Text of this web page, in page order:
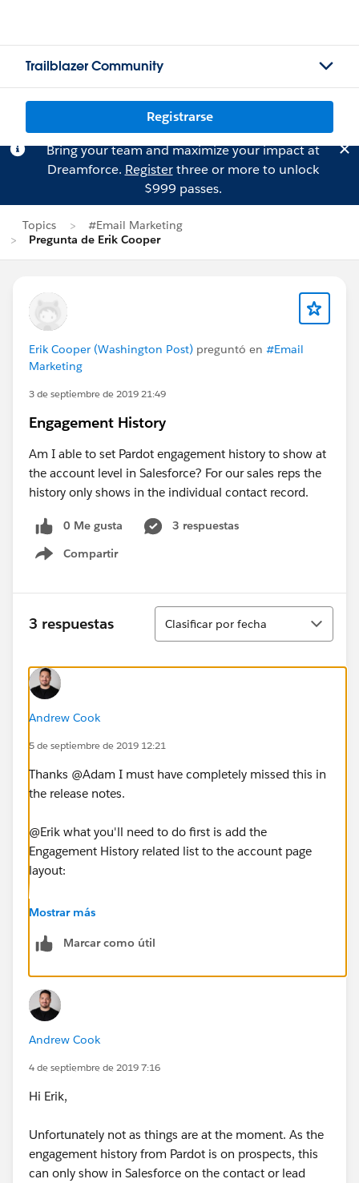
Trailblazer Community
Registrarse
Bring your team and maximize your impact at
Dreamforce. Registerthree or more to unlock
$999 passes.
Topics
#Email Marketing
Pregunta de Erik Cooper
Erik Cooper (Washington Post) preguntó en #Email
Marketing
3 de septiembre de 2019 21:49
Engagement History
Am I able to set Pardot engagement history to show at
the account level in Salesforce? For our sales reps the
history only shows in the individual contact record.
0 Me gusta
3 respuestas
Compartir
Show menu
3 respuestas
Ordenar
Clasificar por fecha
Andrew Cook
5 de septiembre de 2019 12:21
Thanks @Adam I must have completely missed this in
the release notes.
@Erik what you'll need to do first is add the
Engagement History related list to the account page
layout:
Once this is done, via the app builder you can edit the
account page and add a single related list with
engagement history:
Mostrar más
Marcar como útil
Andrew Cook
4 de septiembre de 2019 7:16
Hi Erik,
Unfortunately not as things are at the moment. As the
engagement history from Pardot is on prospects, this
can only show in Salesforce on the contact or lead